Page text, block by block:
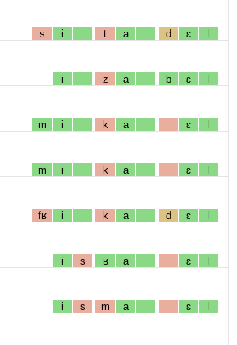
s i t a d ɛ l
i z a b ɛ l
m i k a ɛ l
m i k a ɛ l
fʁ i k a d ɛ l
i s ʁ a ɛ l
i s m a ɛ l